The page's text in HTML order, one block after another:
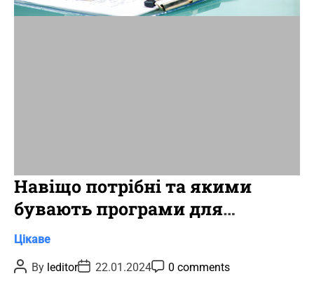
m
Навіщо потрібні та якими
бувають програми для
ріелторів?
C
t
Цікаве
P
o
By leditorP
o
22.01.2024P
o
0 comments